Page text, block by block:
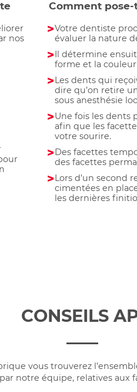
nos
Comment
Votre dentiste
évaluer la nature
Il détermine
forme et la
Les dents qui
dire qu’on retire
sous anesthésie
Une fois les dents
afin que les
votre sourire.
Des facettes
des facettes
Lors d’un second
cimentées en
les dernières
CONSEILS
vous trouverez
notre équipe, relatives aux